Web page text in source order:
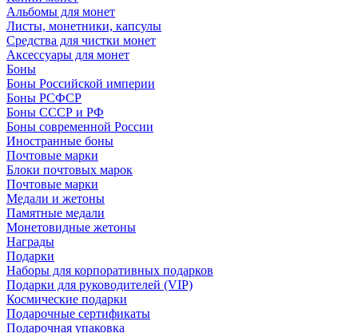
Альбомы для монет
Листы, монетники, капсулы
Средства для чистки монет
Аксессуары для монет
Боны
Боны Российской империи
Боны РСФСР
Боны СССР и РФ
Боны современной России
Иностранные боны
Почтовые марки
Блоки почтовых марок
Почтовые марки
Медали и жетоны
Памятные медали
Монетовидные жетоны
Награды
Подарки
Наборы для корпоративных подарков
Подарки для руководителей (VIP)
Космические подарки
Подарочные сертификаты
Подарочная упаковка